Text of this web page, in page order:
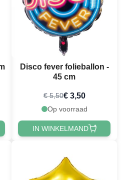
Disco fever folieballon -
45 cm
€ 5,50€ 3,50
Op voorraad
IN WINKELMAND